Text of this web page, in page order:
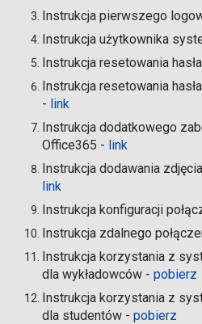
Instrukcja pierwszego
Instrukcja użytkownika
Instrukcja resetowania
Instrukcja resetowania
- link
Instrukcja dodatkowego
Office365 - link
Instrukcja dodawania
link
Instrukcja konfiguracji
Instrukcja zdalnego
Instrukcja korzystania z
dla wykładowców -pobierz
Instrukcja korzystania z
dla studentów -pobierz